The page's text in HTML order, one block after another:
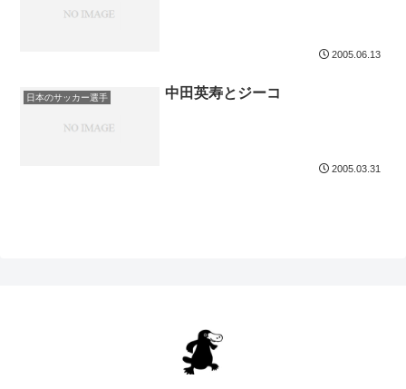
2005.06.13
日本のサッカー選手 中田英寿とジーコ
2005.03.31